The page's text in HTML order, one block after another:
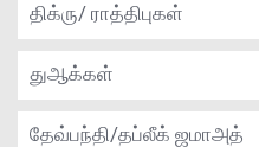
திக்ரு/ ராத்திபுகள்
துஆக்கள்
தேவ்பந்தி/தப்லீக் ஜமாஅத்